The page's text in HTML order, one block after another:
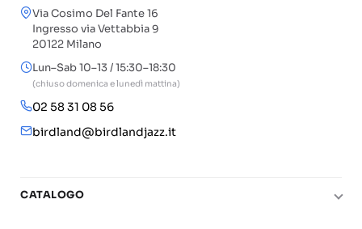
Via Cosimo Del Fante 16
Ingresso via Vettabbia 9
20122 Milano
Lun–Sab 10–13 / 15:30–18:30
(chiuso domenica e lunedì mattina)
02 58 31 08 56
birdland@birdlandjazz.it
CATALOGO